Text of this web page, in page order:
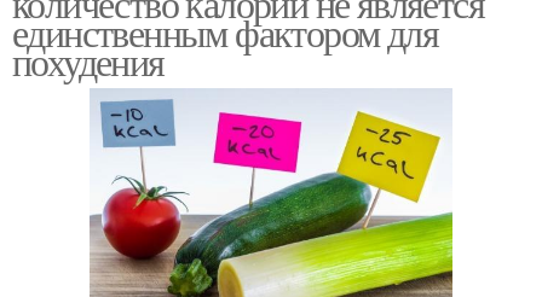
единственным фактором для
похудения